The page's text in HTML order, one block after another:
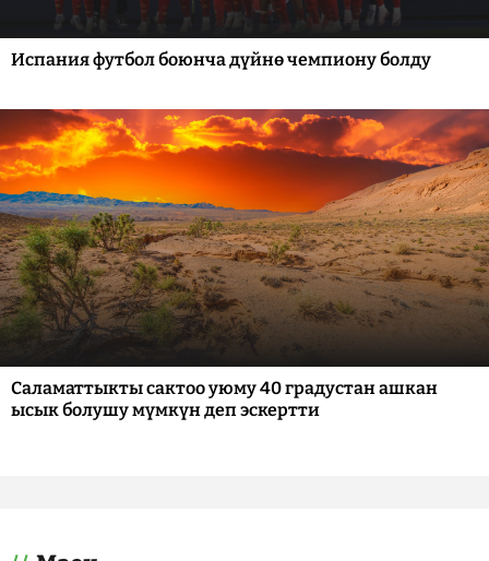
Испания футбол боюнча дүйнө чемпиону болду
Саламаттыкты сактоо уюму 40 градустан ашкан
ысык болушу мүмкүн деп эскертти